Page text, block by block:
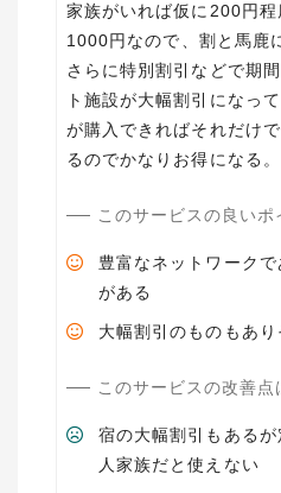
家族がいれば仮に200円程
1000円なので、割と馬鹿
さらに特別割引などで期
ト施設が大幅割引になっ
が購入できればそれだけ
るのでかなりお得になる。
このサービスの良いポ
豊富なネットワークで
がある
大幅割引のものもあ
このサービスの改善点
宿の大幅割引もある
人家族だと使えない